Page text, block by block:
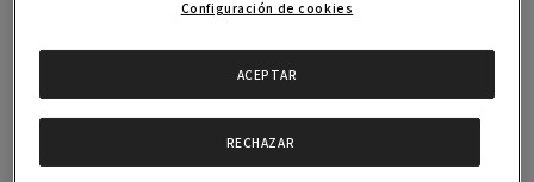
4
Configuración de cookies
RECHAZAR
ACEPTAR